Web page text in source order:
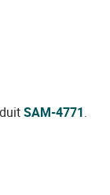
SAM-4771.